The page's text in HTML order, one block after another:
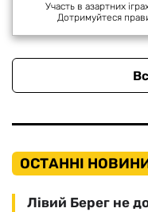
Участь в азартних
Дотримуйтеся
ОСТАННІ
Лівий Берег не